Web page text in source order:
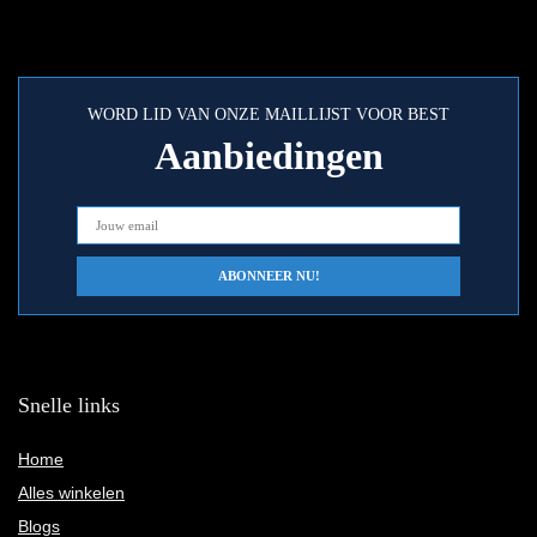
WORD LID VAN ONZE MAILLIJST VOOR BEST
Aanbiedingen
Snelle links
Home
Alles winkelen
Blogs